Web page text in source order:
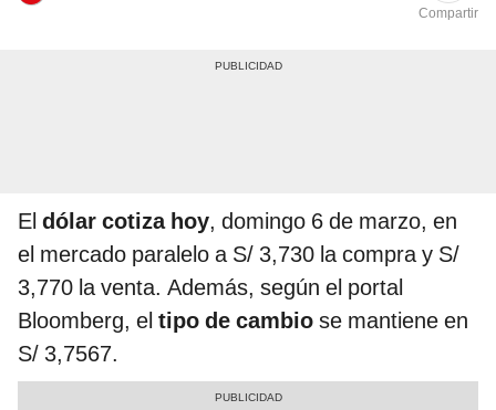
Compartir
El dólar cotiza hoy, domingo 6 de marzo, en
el mercado paralelo a S/ 3,730 la compra y S/
3,770 la venta. Además, según el portal
Bloomberg, el tipo de cambio se mantiene en
S/ 3,7567.